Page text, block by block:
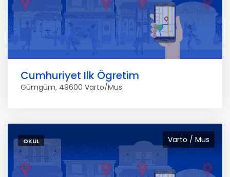
Cumhuriyet Ilk Ögretim
Gümgüm, 49600 Varto/Mus
Varto / Mus
OKUL